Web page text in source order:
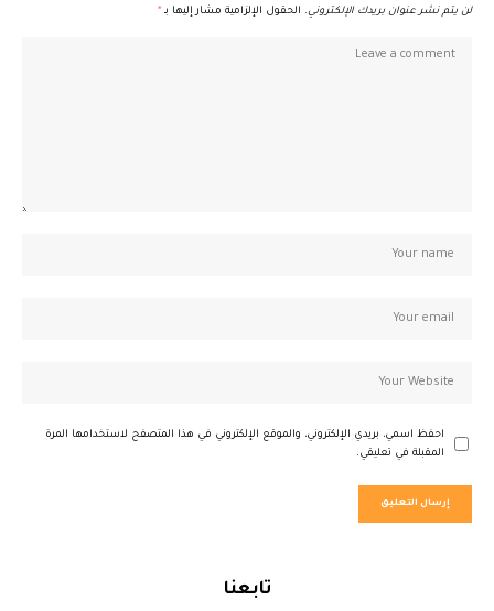
لن يتم نشر عنوان بريدك الإلكتروني. الحقول الإلزامية مشار إليها بـ *
احفظ اسمي، بريدي الإلكتروني، والموقع الإلكتروني في هذا المتصفح لاستخدامها المرة
المقبلة في تعليقي.
تابعنا